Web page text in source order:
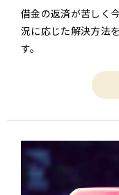
借金の返済が苦しく
況に応じた解決方法
す。